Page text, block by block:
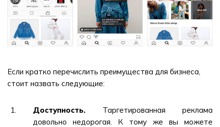
Если кратко перечислить преимущества для бизнеса,
стоит назвать следующие:
Доступность. Таргетированная реклама
довольно недорогая. К тому же вы можете